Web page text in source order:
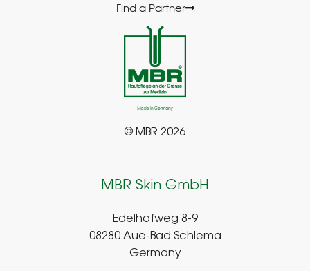
Find a Partner
© MBR 2026
MBR Skin GmbH
Edelhofweg 8-9
08280 Aue-Bad Schlema
Germany